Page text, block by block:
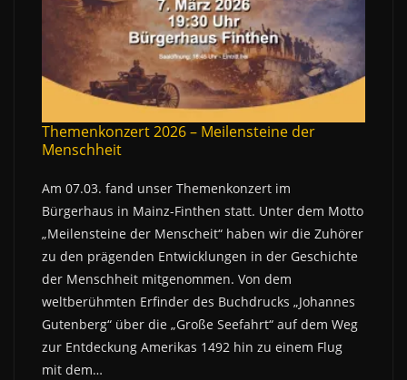
Themenkonzert 2026 – Meilensteine der
Menschheit
Am 07.03. fand unser Themenkonzert im
Bürgerhaus in Mainz-Finthen statt. Unter dem Motto
„Meilensteine der Menscheit“ haben wir die Zuhörer
zu den prägenden Entwicklungen in der Geschichte
der Menschheit mitgenommen. Von dem
weltberühmten Erfinder des Buchdrucks „Johannes
Gutenberg“ über die „Große Seefahrt“ auf dem Weg
zur Entdeckung Amerikas 1492 hin zu einem Flug
mit dem…